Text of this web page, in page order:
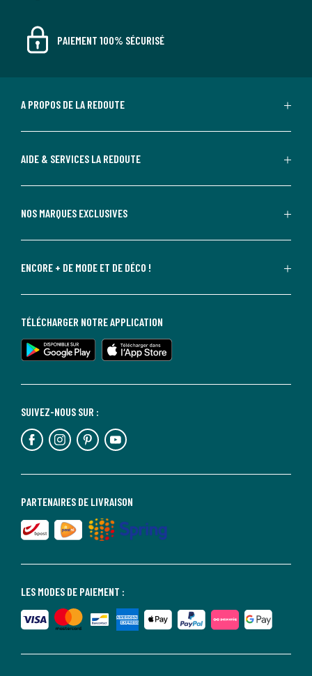
PAIEMENT 100% SÉCURISÉ
A PROPOS DE LA REDOUTE
AIDE & SERVICES LA REDOUTE
NOS MARQUES EXCLUSIVES
ENCORE + DE MODE ET DE DÉCO !
LES MODES DE PAIEMENT :
PARTENAIRES DE LIVRAISON
SUIVEZ-NOUS SUR :
TÉLÉCHARGER NOTRE APPLICATION